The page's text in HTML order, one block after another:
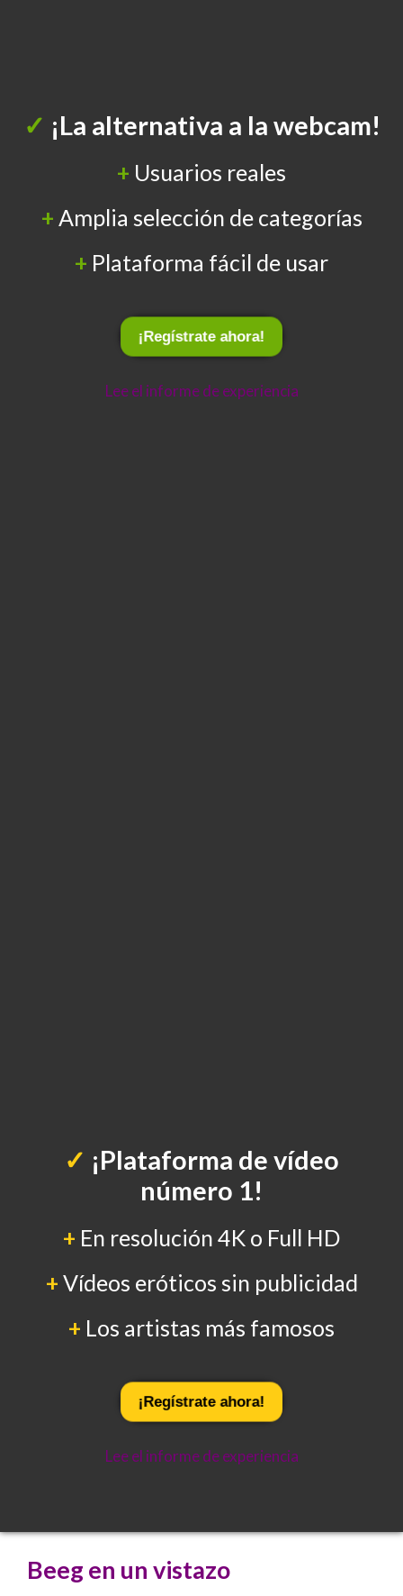
✓ ¡La alternativa a la webcam!
+ Usuarios reales
+ Amplia selección de categorías
+ Plataforma fácil de usar
¡Regístrate ahora!
Lee el informe de experiencia
✓ ¡Plataforma de vídeo
número 1!
+ En resolución 4K o Full HD
+ Vídeos eróticos sin publicidad
+ Los artistas más famosos
¡Regístrate ahora!
Lee el informe de experiencia
Beeg en un vistazo